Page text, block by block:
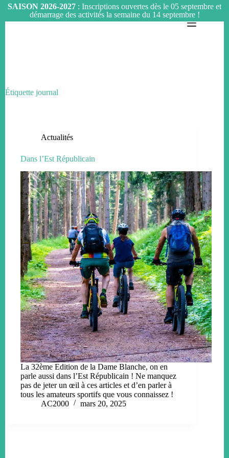
SAISON 2026-2027 : Inscriptions ouvertes dès le 05 septembre et
démarrage des activités la semaine du 14 septembre !
Étiquette journal
Actualités
Dans l’Est Républicain
La 32ème Edition de la Dame Blanche, on en
parle aussi dans l’Est Républicain ! Ne manquez
pas de jeter un œil à ces articles et d’en parler à
tous les amateurs sportifs que vous connaissez !
AC2000
mars 20, 2025